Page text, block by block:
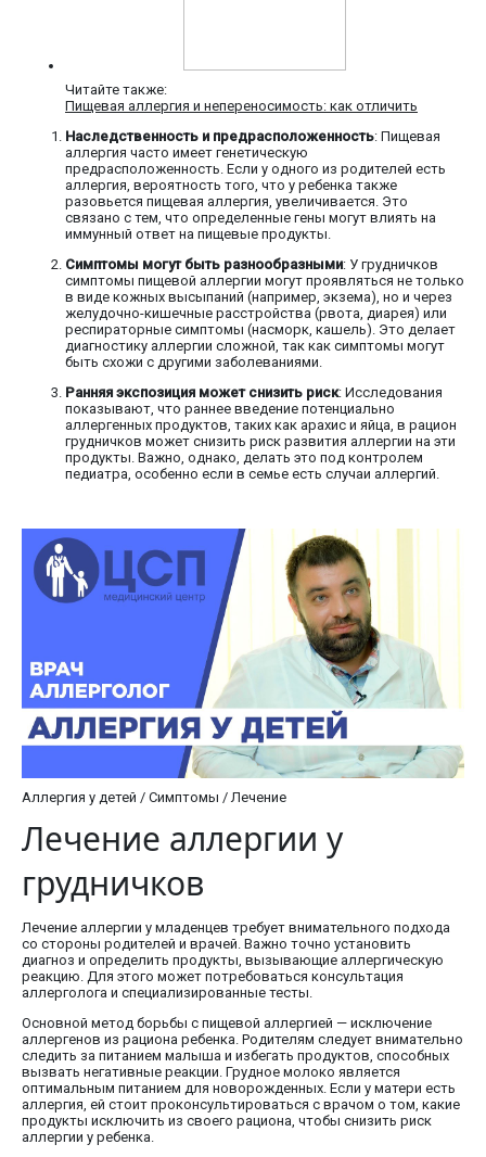
Читайте также:
Пищевая аллергия и непереносимость: как отличить
Наследственность и предрасположенность: Пищевая
аллергия часто имеет генетическую
предрасположенность. Если у одного из родителей есть
аллергия, вероятность того, что у ребенка также
разовьется пищевая аллергия, увеличивается. Это
связано с тем, что определенные гены могут влиять на
иммунный ответ на пищевые продукты.
Симптомы могут быть разнообразными: У грудничков
симптомы пищевой аллергии могут проявляться не только
в виде кожных высыпаний (например, экзема), но и через
желудочно-кишечные расстройства (рвота, диарея) или
респираторные симптомы (насморк, кашель). Это делает
диагностику аллергии сложной, так как симптомы могут
быть схожи с другими заболеваниями.
Ранняя экспозиция может снизить риск: Исследования
показывают, что раннее введение потенциально
аллергенных продуктов, таких как арахис и яйца, в рацион
грудничков может снизить риск развития аллергии на эти
продукты. Важно, однако, делать это под контролем
педиатра, особенно если в семье есть случаи аллергий.
Аллергия у детей / Симптомы / Лечение
Лечение аллергии у
грудничков
Лечение аллергии у младенцев требует внимательного подхода
со стороны родителей и врачей. Важно точно установить
диагноз и определить продукты, вызывающие аллергическую
реакцию. Для этого может потребоваться консультация
аллерголога и специализированные тесты.
Основной метод борьбы с пищевой аллергией — исключение
аллергенов из рациона ребенка. Родителям следует внимательно
следить за питанием малыша и избегать продуктов, способных
вызвать негативные реакции. Грудное молоко является
оптимальным питанием для новорожденных. Если у матери есть
аллергия, ей стоит проконсультироваться с врачом о том, какие
продукты исключить из своего рациона, чтобы снизить риск
аллергии у ребенка.